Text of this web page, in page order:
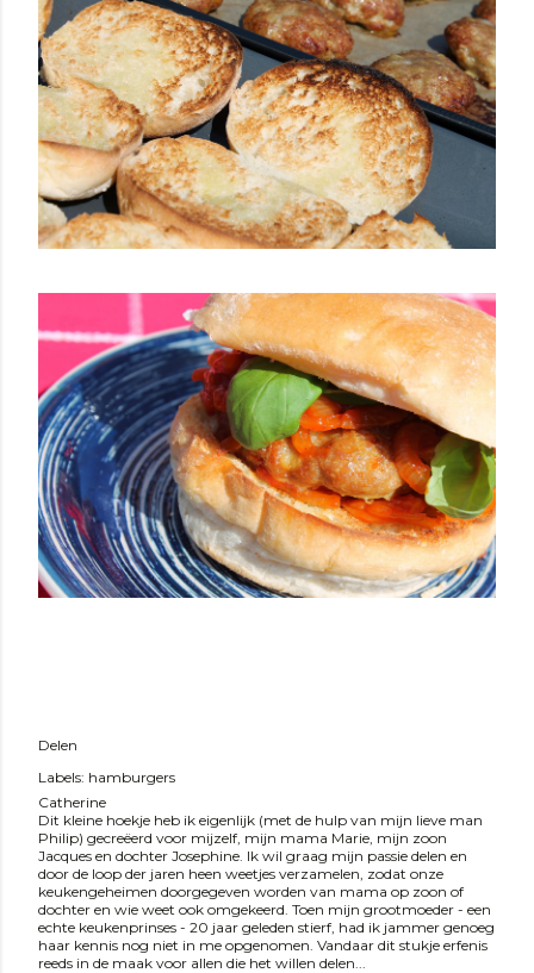
Delen
Labels: hamburgers
Catherine
Dit kleine hoekje heb ik eigenlijk (met de hulp van mijn lieve man
Philip) gecreëerd voor mijzelf, mijn mama Marie, mijn zoon
Jacques en dochter Josephine. Ik wil graag mijn passie delen en
door de loop der jaren heen weetjes verzamelen, zodat onze
keukengeheimen doorgegeven worden van mama op zoon of
dochter en wie weet ook omgekeerd. Toen mijn grootmoeder - een
echte keukenprinses - 20 jaar geleden stierf, had ik jammer genoeg
haar kennis nog niet in me opgenomen. Vandaar dit stukje erfenis
reeds in de maak voor allen die het willen delen...